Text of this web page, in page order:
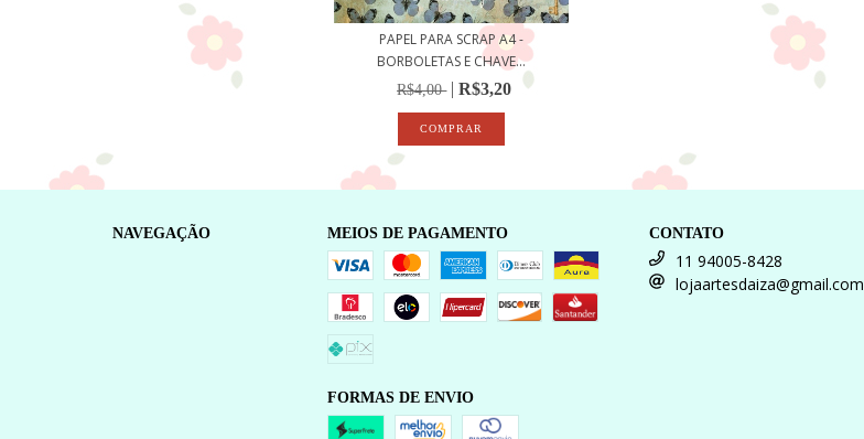
PAPEL PARA SCRAP A4 -
BORBOLETAS E CHAVE...
R$4,00 R$3,20
NAVEGAÇÃO MEIOS DE PAGAMENTO
FORMAS DE ENVIO
CONTATO
11 94005-8428
lojaartesdaiza@gmail.com